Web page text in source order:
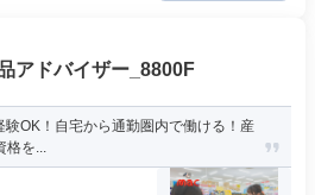
アドバイザー_8800F
OK！自宅から通勤圏内で働ける！産
格を...